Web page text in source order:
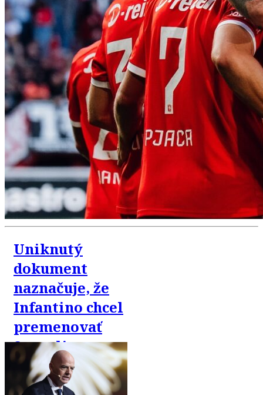
Uniknutý
dokument
naznačuje, že
Infantino chcel
premenovať
Superligu na
„FIFA Super
League“